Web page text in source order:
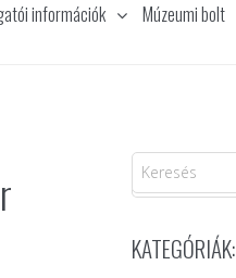
információk Múzeumi bolt
KATEGÓRIÁK: